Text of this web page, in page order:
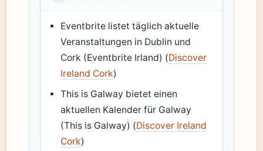
Eventbrite listet täglich aktuelle
Veranstaltungen in Dublin und
Cork (Eventbrite Irland) (Discover
Ireland Cork)
This is Galway bietet einen
aktuellen Kalender für Galway
(This is Galway) (Discover Ireland
Cork)